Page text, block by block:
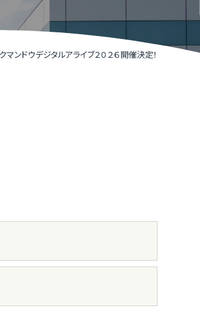
スリリース支援
ペティション
クマンドウデジタルアライブ２０２６開催決定！